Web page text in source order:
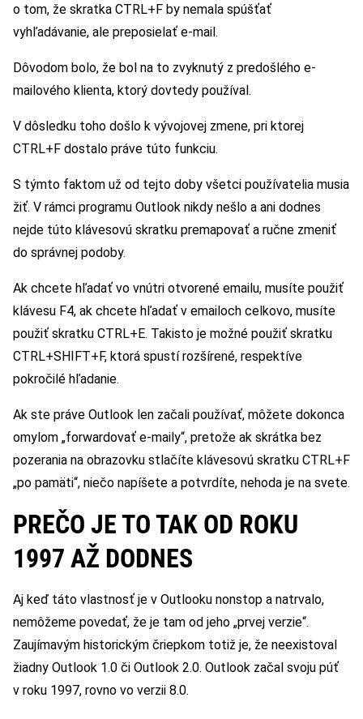
o tom, že skratka CTRL+F by nemala spúšťať
vyhľadávanie, ale preposielať e-mail.
Dôvodom bolo, že bol na to zvyknutý z predošlého e-
mailového klienta, ktorý dovtedy používal.
V dôsledku toho došlo k vývojovej zmene, pri ktorej
CTRL+F dostalo práve túto funkciu.
S týmto faktom už od tejto doby všetci používatelia musia
žiť. V rámci programu Outlook nikdy nešlo a ani dodnes
nejde túto klávesovú skratku premapovať a ručne zmeniť
do správnej podoby.
Ak chcete hľadať vo vnútri otvorené emailu, musíte použiť
klávesu F4, ak chcete hľadať v emailoch celkovo, musíte
použiť skratku CTRL+E. Takisto je možné použiť skratku
CTRL+SHIFT+F, ktorá spustí rozšírené, respektíve
pokročilé hľadanie.
Ak ste práve Outlook len začali používať, môžete dokonca
omylom „forwardovať e-maily“, pretože ak skrátka bez
pozerania na obrazovku stlačíte klávesovú skratku CTRL+F
„po pamäti“, niečo napíšete a potvrdíte, nehoda je na svete.
PREČO JE TO TAK OD ROKU
1997 AŽ DODNES
Aj keď táto vlastnosť je v Outlooku nonstop a natrvalo,
nemôžeme povedať, že je tam od jeho „prvej verzie“.
Zaujímavým historickým čriepkom totiž je, že neexistoval
žiadny Outlook 1.0 či Outlook 2.0. Outlook začal svoju púť
v roku 1997, rovno vo verzii 8.0.